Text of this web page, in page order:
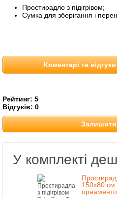
Простирадло з підігрівом;
Сумка для зберігання і
Коментарі та
Рейтинг: 5
Відгуків: 0
Залишити
У комплекті
150х80 см